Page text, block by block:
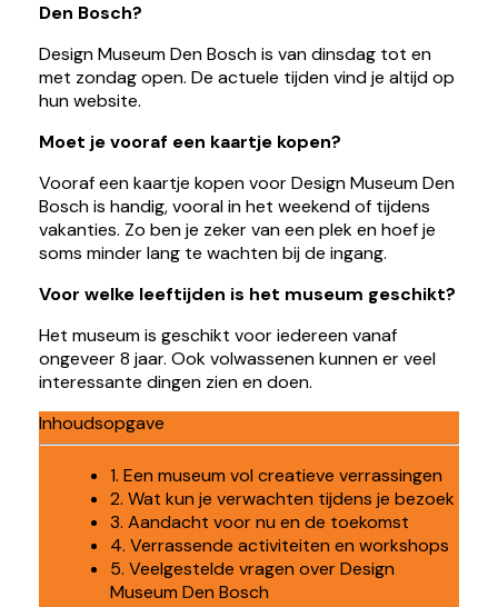
Den Bosch?
Design Museum Den Bosch is van dinsdag tot en
met zondag open. De actuele tijden vind je altijd op
hun website.
Moet je vooraf een kaartje kopen?
Vooraf een kaartje kopen voor Design Museum Den
Bosch is handig, vooral in het weekend of tijdens
vakanties. Zo ben je zeker van een plek en hoef je
soms minder lang te wachten bij de ingang.
Voor welke leeftijden is het museum geschikt?
Het museum is geschikt voor iedereen vanaf
ongeveer 8 jaar. Ook volwassenen kunnen er veel
interessante dingen zien en doen.
Inhoudsopgave
1. Een museum vol creatieve verrassingen
2. Wat kun je verwachten tijdens je bezoek
3. Aandacht voor nu en de toekomst
4. Verrassende activiteiten en workshops
5. Veelgestelde vragen over Design
Museum Den Bosch